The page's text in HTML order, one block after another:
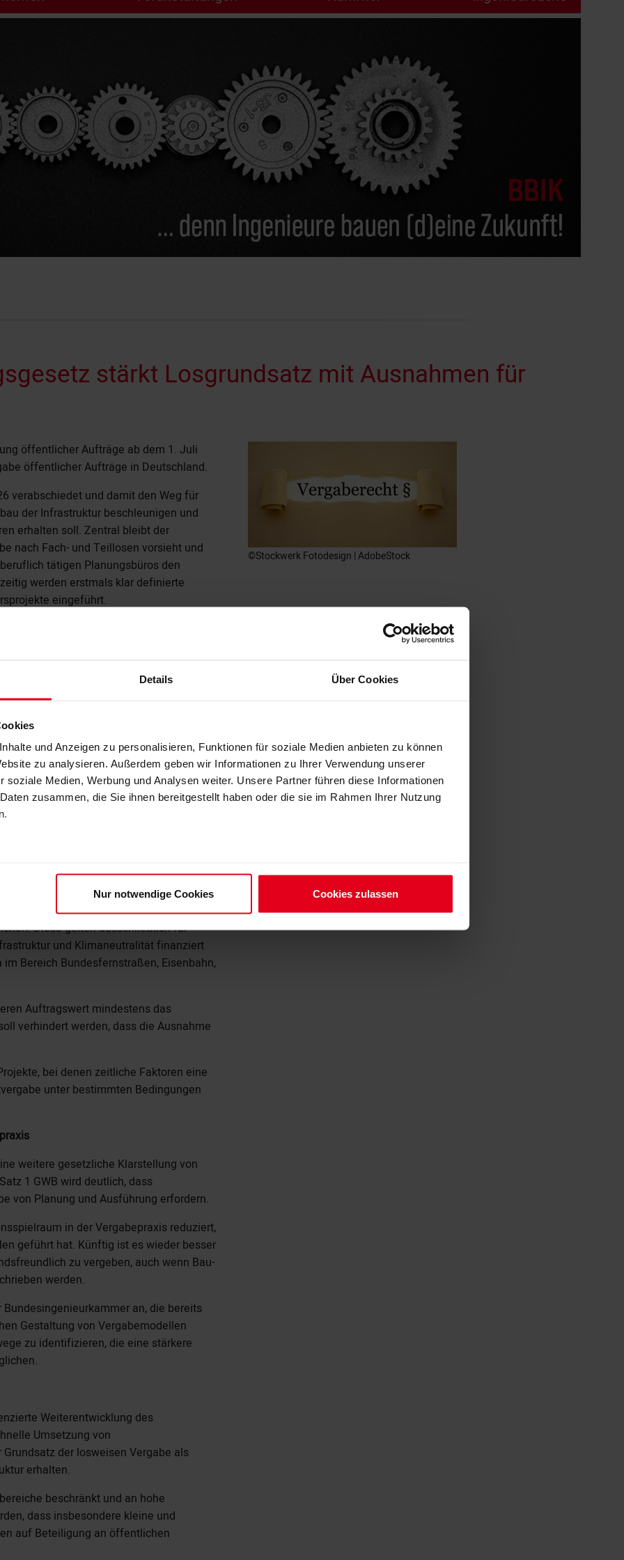
Details Über Cookies
und Anzeigen zu personalisieren, Funktionen für soziale Medien anbieten zu können
zu analysieren. Außerdem geben wir Informationen zu Ihrer Verwendung unserer
soziale Medien, Werbung und Analysen weiter. Unsere Partner führen diese Informationen
zusammen, die Sie ihnen bereitgestellt haben oder die sie im Rahmen Ihrer Nutzung
Nur notwendige Cookies Cookies zulassen
stärkt Losgrundsatz mit Ausnahmen für
öffentlicher Aufträge ab dem 1. Juli
öffentlicher Aufträge in Deutschland.
verabschiedet und damit den Weg für
der Infrastruktur beschleunigen und
erhalten soll. Zentral bleibt der
nach Fach- und Teillosen vorsieht und
tätigen Planungsbüros den
werden erstmals klar definierte
eingeführt.
künftig die grundlegende Regel für die
grundsätzlich in Teillose und Fachlose
ist nur zulässig, wenn wirtschaftliche
ausdrücklich begrüßt. Dazu
Bundesarchitektenkammer sowie
Struktur der Vergabe
einen wichtigen Beitrag zur
aber die Balance zwischen Effizienz
die eine Zusammenfassung von
Diese gelten ausschließlich für
und Klimaneutralität finanziert
Bereich Bundesfernstraßen, Eisenbahn,
Auftragswert mindestens das
verhindert werden, dass die Ausnahme
bei denen zeitliche Faktoren eine
unter bestimmten Bedingungen
weitere gesetzliche Klarstellung von
1 GWB wird deutlich, dass
von Planung und Ausführung erfordern.
in der Vergabepraxis reduziert,
geführt hat. Künftig ist es wieder besser
zu vergeben, auch wenn Bau-
werden.
an, die bereits
Gestaltung von Vergabemodellen
zu identifizieren, die eine stärkere
Weiterentwicklung des
Umsetzung von
der losweisen Vergabe als
erhalten.
beschränkt und an hohe
dass insbesondere kleine und
auf Beteiligung an öffentlichen
©Stockwerk Fotodesign | AdobeStock